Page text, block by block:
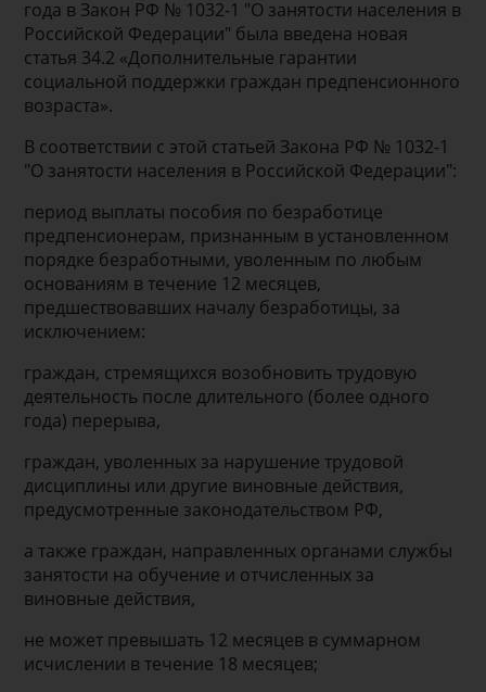
года в Закон РФ № 1032-1 "О занятости населения в
Российской Федерации" была введена новая
статья 34.2 «Дополнительные гарантии
социальной поддержки граждан предпенсионного
возраста».
В соответствии с этой статьей Закона РФ № 1032-1
"О занятости населения в Российской Федерации":
период выплаты пособия по безработице
предпенсионерам, признанным в установленном
порядке безработными, уволенным по любым
основаниям в течение 12 месяцев,
предшествовавших началу безработицы, за
исключением:
граждан, стремящихся возобновить трудовую
деятельность после длительного (более одного
года) перерыва,
граждан, уволенных за нарушение трудовой
дисциплины или другие виновные действия,
предусмотренные законодательством РФ,
а также граждан, направленных органами службы
занятости на обучение и отчисленных за
виновные действия,
не может превышать 12 месяцев в суммарном
исчислении в течение 18 месяцев;